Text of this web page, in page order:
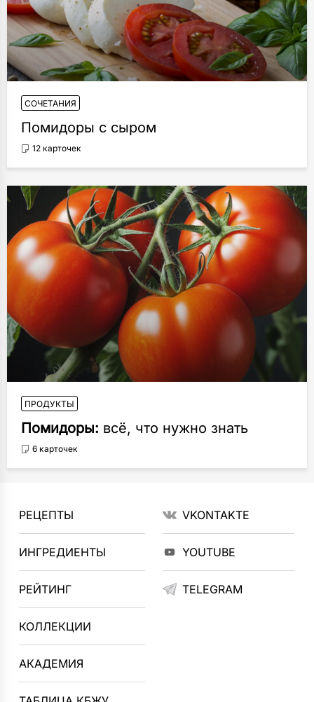
СОЧЕТАНИЯ
Помидоры с сыром
12 карточек
ПРОДУКТЫ
Помидоры: всё, что нужно знать
6 карточек
РЕЦЕПТЫ
ИНГРЕДИЕНТЫ
РЕЙТИНГ
КОЛЛЕКЦИИ
АКАДЕМИЯ
VKONTAKTE
YOUTUBE
TELEGRAM